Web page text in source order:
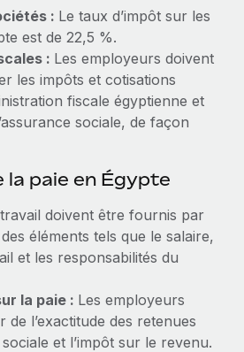
: Le taux d’impôt sur les
est de 22,5 %.
: Les employeurs doivent
les impôts et cotisations
fiscale égyptienne et
sociale, de façon
la paie en Égypte
doivent être fournis par
éléments tels que le salaire,
et les responsabilités du
la paie : Les employeurs
de l’exactitude des retenues
et l’impôt sur le revenu.